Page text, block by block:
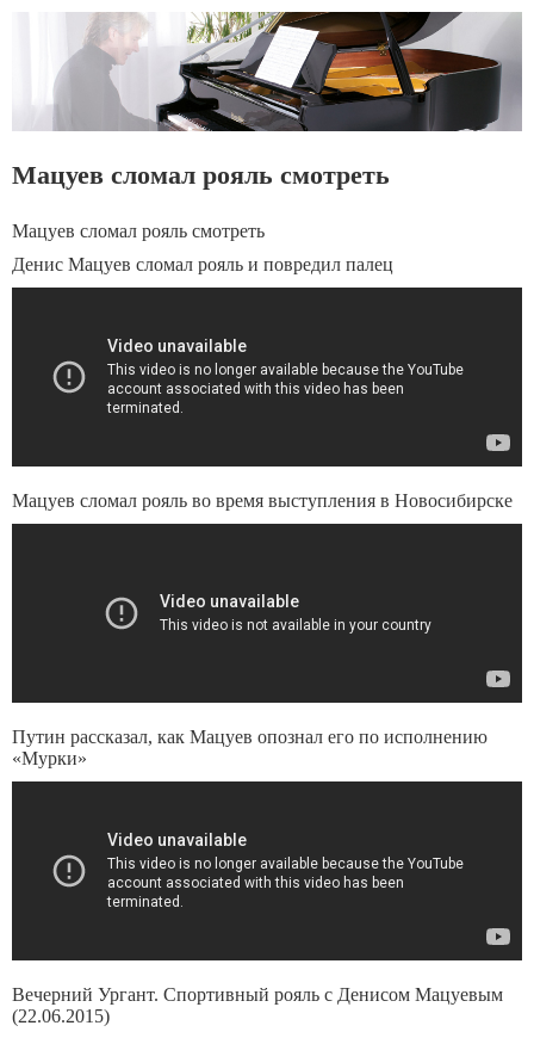
Мацуев сломал рояль смотреть
Мацуев сломал рояль смотреть
Денис Мацуев сломал рояль и повредил палец
Мацуев сломал рояль во время выступления в Новосибирске
Путин рассказал, как Мацуев опознал его по исполнению
«Мурки»
Вечерний Ургант. Спортивный рояль с Денисом Мацуевым
(22.06.2015)